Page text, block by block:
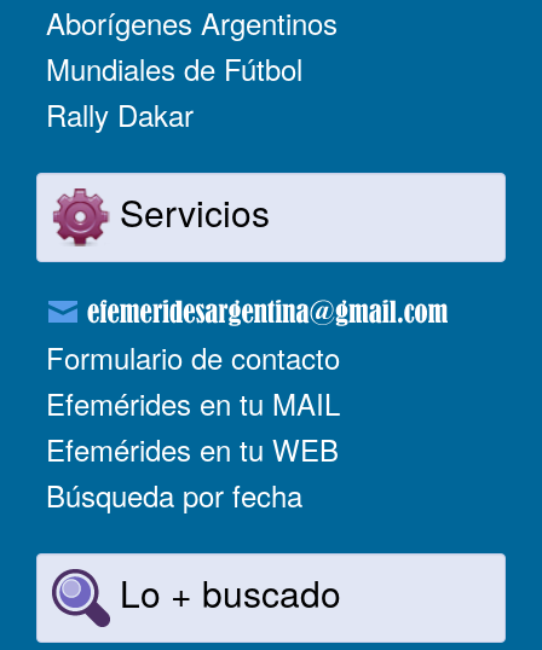
Aborígenes Argentinos
Mundiales de Fútbol
Rally Dakar
Servicios
Formulario de contacto
Efemérides en tu MAIL
Efemérides en tu WEB
Búsqueda por fecha
Lo + buscado